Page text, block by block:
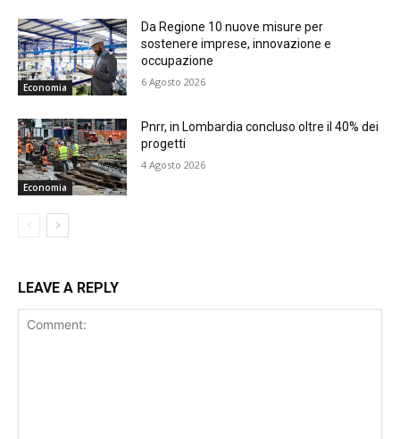
Economia
Da Regione 10 nuove misure per
sostenere imprese, innovazione e
occupazione
6 Agosto 2026
Economia
Pnrr, in Lombardia concluso oltre il 40% dei
progetti
4 Agosto 2026
LEAVE A REPLY